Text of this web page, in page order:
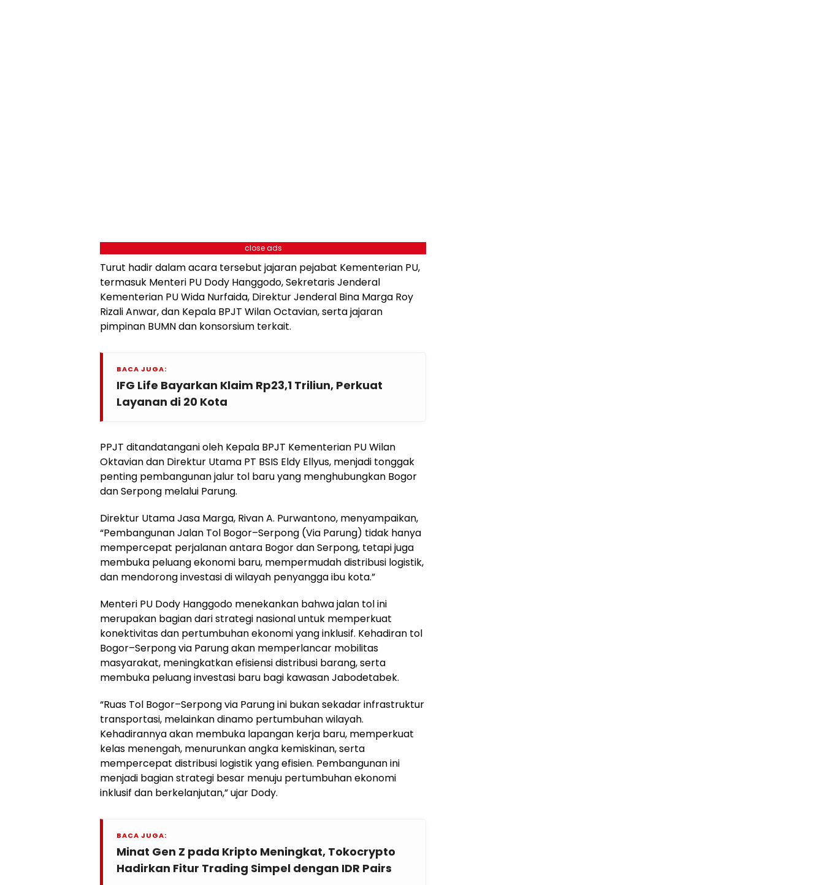
close ads
Turut hadir dalam acara tersebut jajaran pejabat Kementerian PU,
termasuk Menteri PU Dody Hanggodo, Sekretaris Jenderal
Kementerian PU Wida Nurfaida, Direktur Jenderal Bina Marga Roy
Rizali Anwar, dan Kepala BPJT Wilan Octavian, serta jajaran
pimpinan BUMN dan konsorsium terkait.
BACA JUGA:
IFG Life Bayarkan Klaim Rp23,1 Triliun, Perkuat
Layanan di 20 Kota
PPJT ditandatangani oleh Kepala BPJT Kementerian PU Wilan
Oktavian dan Direktur Utama PT BSIS Eldy Ellyus, menjadi tonggak
penting pembangunan jalur tol baru yang menghubungkan Bogor
dan Serpong melalui Parung.
Direktur Utama Jasa Marga, Rivan A. Purwantono, menyampaikan,
“Pembangunan Jalan Tol Bogor–Serpong (Via Parung) tidak hanya
mempercepat perjalanan antara Bogor dan Serpong, tetapi juga
membuka peluang ekonomi baru, mempermudah distribusi logistik,
dan mendorong investasi di wilayah penyangga ibu kota.”
Menteri PU Dody Hanggodo menekankan bahwa jalan tol ini
merupakan bagian dari strategi nasional untuk memperkuat
konektivitas dan pertumbuhan ekonomi yang inklusif. Kehadiran tol
Bogor–Serpong via Parung akan memperlancar mobilitas
masyarakat, meningkatkan efisiensi distribusi barang, serta
membuka peluang investasi baru bagi kawasan Jabodetabek.
“Ruas Tol Bogor–Serpong via Parung ini bukan sekadar infrastruktur
transportasi, melainkan dinamo pertumbuhan wilayah.
Kehadirannya akan membuka lapangan kerja baru, memperkuat
kelas menengah, menurunkan angka kemiskinan, serta
mempercepat distribusi logistik yang efisien. Pembangunan ini
menjadi bagian strategi besar menuju pertumbuhan ekonomi
inklusif dan berkelanjutan,” ujar Dody.
BACA JUGA:
Minat Gen Z pada Kripto Meningkat, Tokocrypto
Hadirkan Fitur Trading Simpel dengan IDR Pairs